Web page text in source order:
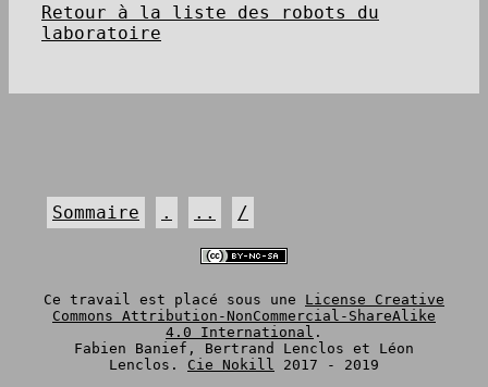
Retour à la liste des robots du
laboratoire
Sommaire . .. /
Ce travail est placé sous une License Creative
Commons Attribution-NonCommercial-ShareAlike
4.0 International .
Fabien Banief, Bertrand Lenclos et Léon
Lenclos. Cie Nokill 2017 - 2019